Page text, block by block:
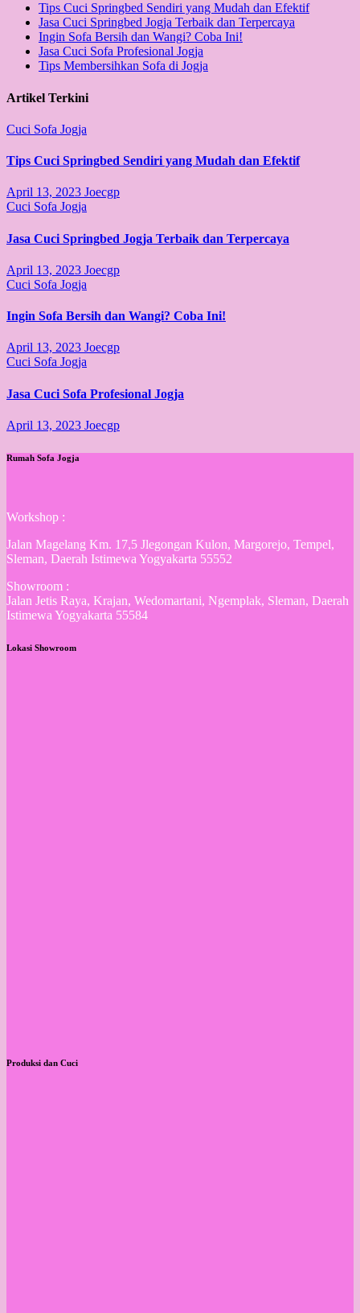
Tips Cuci Springbed Sendiri yang Mudah dan Efektif
Jasa Cuci Springbed Jogja Terbaik dan Terpercaya
Ingin Sofa Bersih dan Wangi? Coba Ini!
Jasa Cuci Sofa Profesional Jogja
Tips Membersihkan Sofa di Jogja
Artikel Terkini
Cuci Sofa Jogja
Tips Cuci Springbed Sendiri yang Mudah dan Efektif
April 13, 2023 Joecgp
Cuci Sofa Jogja
Jasa Cuci Springbed Jogja Terbaik dan Terpercaya
April 13, 2023 Joecgp
Cuci Sofa Jogja
Ingin Sofa Bersih dan Wangi? Coba Ini!
April 13, 2023 Joecgp
Cuci Sofa Jogja
Jasa Cuci Sofa Profesional Jogja
April 13, 2023 Joecgp
Rumah Sofa Jogja
Workshop :
Jalan Magelang Km. 17,5 Jlegongan Kulon, Margorejo, Tempel,
Sleman, Daerah Istimewa Yogyakarta 55552
Showroom :
Jalan Jetis Raya, Krajan, Wedomartani, Ngemplak, Sleman, Daerah
Istimewa Yogyakarta 55584
Lokasi Showroom
Produksi dan Cuci